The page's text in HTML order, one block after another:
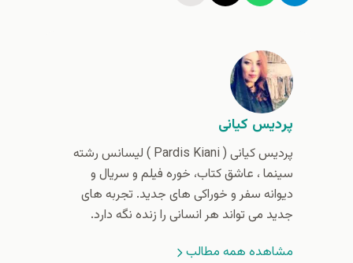
پردیس کیانی
پردیس کیانی (‌ Pardis Kiani ) لیسانس رشته
سینما ، عاشق کتاب، خوره فیلم و سریال و
دیوانه سفر و خوراکی های جدید. تجربه های
جدید می تواند هر انسانی را زنده نگه دارد.
مشاهده همه مطالب